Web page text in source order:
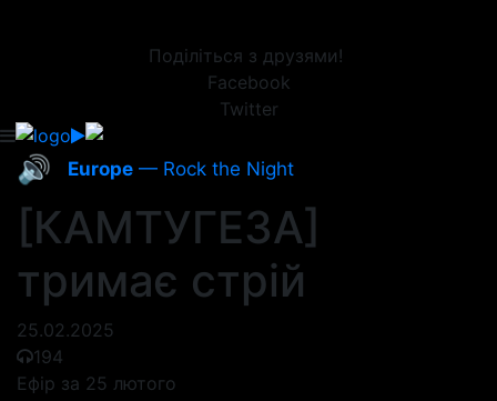
Поділіться з друзями!
Facebook
Twitter
🔊 Europe — Rock the Night
[КАМТУГЕЗА]
тримає стрій
25.02.2025
194
Ефір за 25 лютого